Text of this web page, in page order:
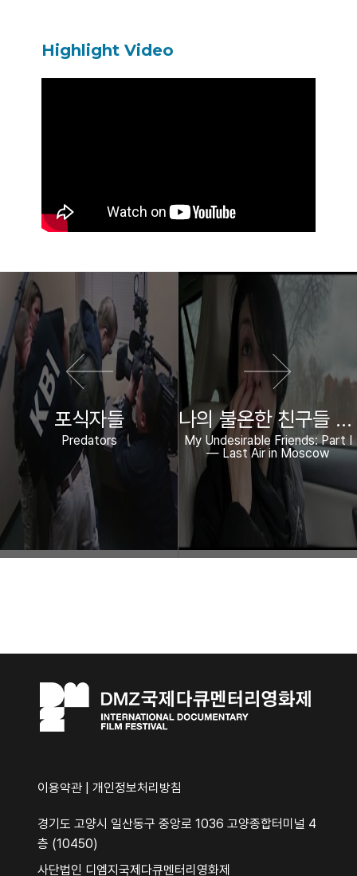
Highlight Video
포식자들
Predators
다음 영화
나의 불온한 친구들 1부 – 모스크바의 마지막 공기
My Undesirable Friends: Part I
— Last Air in Moscow
이용약관 개인정보처리방침
경기도 고양시 일산동구 중앙로 1036 고양종합터미널 4
층 (10450)
사단법인 디엠지국제다큐멘터리영화제